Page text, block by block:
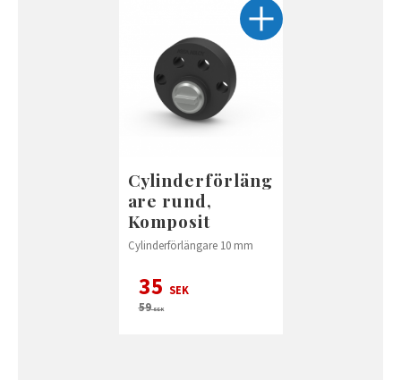
Cylinderförläng
are rund,
Komposit
Cylinderförlängare 10 mm
35 SEK
59SEK